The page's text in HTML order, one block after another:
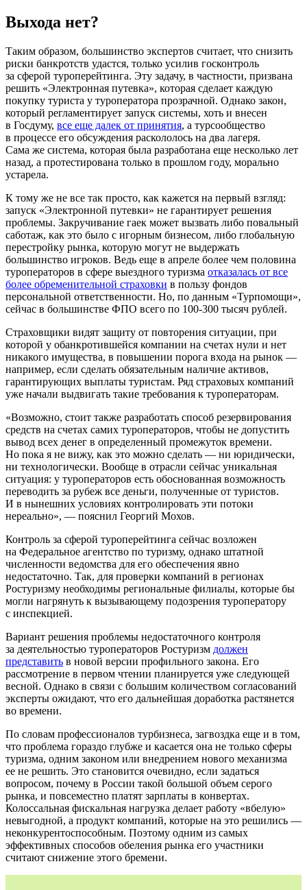
Выхода нет?
Таким образом, большинство экспертов считает, что снизить
риски банкротств удастся, только усилив госконтроль
за сферой туроперейтинга. Эту задачу, в частности, призвана
решить «Электронная путевка», которая сделает каждую
покупку туриста у туроператора прозрачной. Однако закон,
который регламентирует запуск системы, хоть и внесен
в Госдуму, все еще далек от принятия, а турсообщество
в процессе его обсуждения раскололось на два лагеря.
Сама же система, которая была разработана еще несколько лет
назад, а протестирована только в прошлом году, морально
устарела.
К тому же не все так просто, как кажется на первый взгляд:
запуск «Электронной путевки» не гарантирует решения
проблемы. Закручивание гаек может вызвать либо повальный
саботаж, как это было с игорным бизнесом, либо глобальную
перестройку рынка, которую могут не выдержать
большинство игроков. Ведь еще в апреле более чем половина
туроператоров в сфере выездного туризма отказалась от все
более обременительной страховки в пользу фондов
персональной ответственности. Но, по данным «Турпомощи»,
сейчас в большинстве ФПО всего по 100-300 тысяч рублей.
Страховщики видят защиту от повторения ситуации, при
которой у обанкротившейся компании на счетах нули и нет
никакого имущества, в повышении порога входа на рынок —
например, если сделать обязательным наличие активов,
гарантирующих выплаты туристам. Ряд страховых компаний
уже начали выдвигать такие требования к туроператорам.
«Возможно, стоит также разработать способ резервирования
средств на счетах самих туроператоров, чтобы не допустить
вывод всех денег в определенный промежуток времени.
Но пока я не вижу, как это можно сделать — ни юридически,
ни технологически. Вообще в отрасли сейчас уникальная
ситуация: у туроператоров есть обоснованная возможность
переводить за рубеж все деньги, полученные от туристов.
И в нынешних условиях контролировать эти потоки
нереально», — пояснил Георгий Мохов.
Контроль за сферой туроперейтинга сейчас возложен
на Федеральное агентство по туризму, однако штатной
численности ведомства для его обеспечения явно
недостаточно. Так, для проверки компаний в регионах
Ростуризму необходимы региональные филиалы, которые бы
могли нагрянуть к вызывающему подозрения туроператору
с инспекцией.
Вариант решения проблемы недостаточного контроля
за деятельностью туроператоров Ростуризм должен
представить в новой версии профильного закона. Его
рассмотрение в первом чтении планируется уже следующей
весной. Однако в связи с большим количеством согласований
эксперты ожидают, что его дальнейшая доработка растянется
во времени.
По словам профессионалов турбизнеса, загвоздка еще и в том,
что проблема гораздо глубже и касается она не только сферы
туризма, одним законом или внедрением нового механизма
ее не решить. Это становится очевидно, если задаться
вопросом, почему в России такой большой объем серого
рынка, и повсеместно платят зарплаты в конвертах.
Колоссальная фискальная нагрузка делает работу «вбелую»
невыгодной, а продукт компаний, которые на это решились —
неконкурентоспособным. Поэтому одним из самых
эффективных способов обеления рынка его участники
считают снижение этого бремени.